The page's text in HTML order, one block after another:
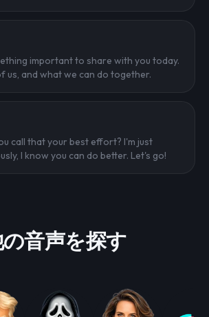
important to share with you today.
us, and what we can do together.
call that your best effort? I'm just
I know you can do better. Let's go!
音声を探す